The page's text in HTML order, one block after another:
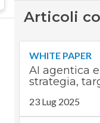
Articoli
WHITE PAPER
AI agentica
strategia,
23 Lug 2025